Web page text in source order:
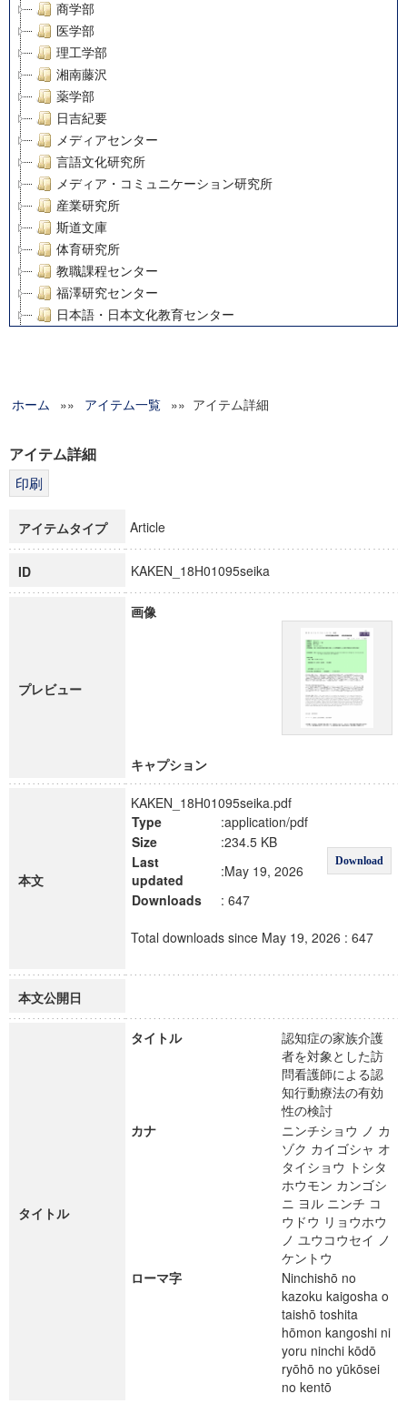
商学部
医学部
理工学部
湘南藤沢
薬学部
日吉紀要
メディアセンター
言語文化研究所
メディア・コミュニケーション研究所
産業研究所
斯道文庫
体育研究所
教職課程センター
福澤研究センター
日本語・日本文化教育センター
グローバルリサーチインスティテュート
科学研究費補助金研究成果報告書
博士課程教育リーディングプログラム「超成熟社会発展のサ
ホーム »» アイテム一覧 »» アイテム詳細
アイテム詳細
アイテムタイプ Article
ID KAKEN_18H01095seika
プレビュー
画像
キャプション
本文
KAKEN_18H01095seika.pdf
Type
:application/pdf
Download
Size
:234.5 KB
Last
updated
:May 19, 2026
Downloads
: 647
Total downloads since May 19, 2026 : 647
本文公開日
タイトル
タイトル
認知症の家族介護
者を対象とした訪
問看護師による認
知行動療法の有効
性の検討
カナ
ニンチショウ ノ カ
ゾク カイゴシャ オ
タイショウ トシタ
ホウモン カンゴシ
ニ ヨル ニンチ コ
ウドウ リョウホウ
ノ ユウコウセイ ノ
ケントウ
ローマ字
Ninchishō no
kazoku kaigosha o
taishō toshita
hōmon kangoshi ni
yoru ninchi kōdō
ryōhō no yūkōsei
no kentō